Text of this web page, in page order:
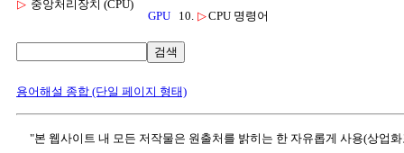
▷ 중앙처리장치 (CPU)
GPU 10. ▷CPU 명령어
검색
용어해설 종합 (단일 페이지 형태)
"본 웹사이트 내 모든 저작물은 원출처를 밝히는 한 자유롭게 사용(상업